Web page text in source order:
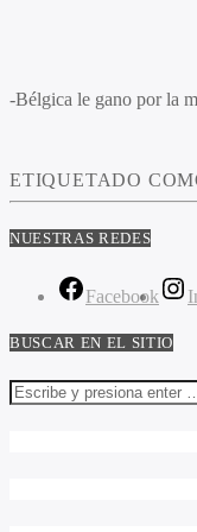
-Bélgica le gano por la
ETIQUETADO
NUESTRAS REDES
Facebook
BUSCAR EN EL SITIO